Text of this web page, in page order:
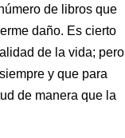
de libros que
daño. Es cierto
de la vida; pero
y que para
de manera que la